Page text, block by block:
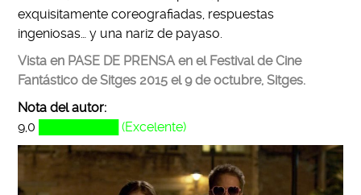
exquisitamente coreografiadas, respuestas
ingeniosas… y una nariz de payaso.
Vista en PASE DE PRENSA en el Festival de Cine
Fantástico de Sitges 2015 el 9 de octubre, Sitges.
Nota del autor:
9,0
█████████ (Excelente)